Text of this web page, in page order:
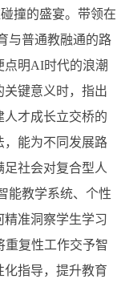
撞的盛宴。带领在
与普通教融通的路
点明AI时代的浪潮
关键意义时，指出
才成长立交桥的
，能为不同发展路
社会对复合型人
能教学系统、个性
精准洞察学生学习
重复性工作交予智
化指导，提升教育